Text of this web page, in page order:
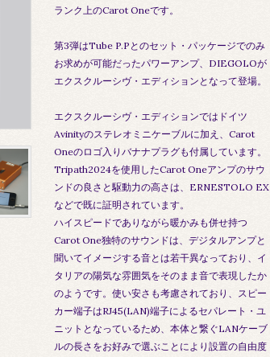
ランク上のCarot Oneです。
第3弾はTube P.Pとのセット・パッケージでのみ
お求めが可能だったパワーアンプ、DIEGOLOが
エクスクルーシヴ・エディションとなって登場。
エクスクルーシヴ・エディションではドイツ
Avinityのステレオミニケーブルに加え、Carot
Oneのロゴ入りバナナプラグも付属しています。
Tripath2024を使用したCarot Oneアンプのサウ
ンドの良さと駆動力の高さは、ERNESTOLO EX
などで既に証明されています。
ハイスピードでありながら暖かみも併せ持つ
Carot One独特のサウンドは、デジタルアンプと
聞いてイメージする音とは若干異なっており、イ
タリアの陽気な雰囲気をそのまま音で表現したか
のようです。使い安さも考慮されており、スピー
カー端子はRJ45(LAN)端子によるセパレート・ユ
ニットとなっているため、本体と繋ぐLANケーブ
ルの長さをお好みで選ぶことにより設置の自由度